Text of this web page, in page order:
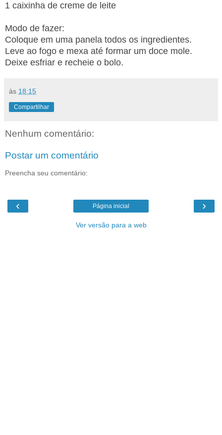
1 caixinha de creme de leite
Modo de fazer:
Coloque em uma panela todos os ingredientes.
Leve ao fogo e mexa até formar um doce mole.
Deixe esfriar e recheie o bolo.
às 18:15
Compartilhar
Nenhum comentário:
Postar um comentário
Preencha seu comentário:
‹ ›
Página inicial
Ver versão para a web